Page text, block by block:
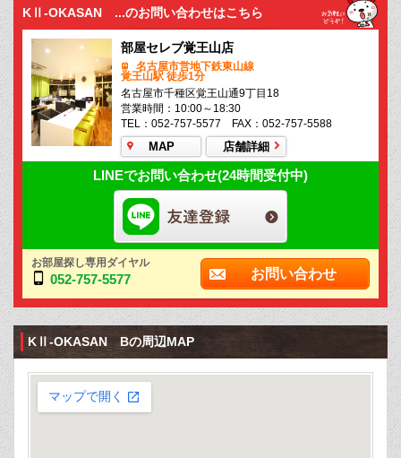
KⅡ-OKASAN ...のお問い合わせはこちら
部屋セレブ覚王山店
名古屋市営地下鉄東山線
覚王山駅 徒歩1分
名古屋市千種区覚王山通9丁目18
営業時間：10:00～18:30
TEL：052-757-5577 FAX：052-757-5588
MAP 店舗詳細
LINEでお問い合わせ(24時間受付中)
お部屋探し専用ダイヤル
052-757-5577 お問い合わせ
KⅡ-OKASAN Bの周辺MAP